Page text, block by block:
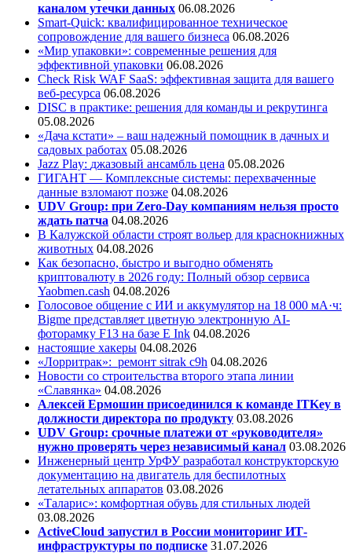
каналом утечки данных 06.08.2026
Smart-Quick: квалифицированное техническое
сопровождение для вашего бизнеса 06.08.2026
«Мир упаковки»: современные решения для
эффективной упаковки 06.08.2026
Check Risk WAF SaaS: эффективная защита для вашего
веб-ресурса 06.08.2026
DISC в практике: решения для команды и рекрутинга
05.08.2026
«Дача кстати» – ваш надежный помощник в дачных и
садовых работах 05.08.2026
Jazz Play: джазовый ансамбль цена 05.08.2026
ГИГАНТ — Комплексные системы: перехваченные
данные взломают позже 04.08.2026
UDV Group: при Zero-Day компаниям нельзя просто
ждать патча 04.08.2026
В Калужской области строят вольер для краснокнижных
животных 04.08.2026
Как безопасно, быстро и выгодно обменять
криптовалюту в 2026 году: Полный обзор сервиса
Yaobmen.cash 04.08.2026
Голосовое общение с ИИ и аккумулятор на 18 000 мА·ч:
Bigme представляет цветную электронную AI-
фоторамку F13 на базе E Ink 04.08.2026
настоящие хакеры 04.08.2026
«Лорритрак»: ремонт sitrak c9h 04.08.2026
Новости со строительства второго этапа линии
«Славянка» 04.08.2026
Алексей Ермошин присоединился к команде ITKey в
должности директора по продукту 03.08.2026
UDV Group: срочные платежи от «руководителя»
нужно проверять через независимый канал 03.08.2026
Инженерный центр УрФУ разработал конструкторскую
документацию на двигатель для беспилотных
летательных аппаратов 03.08.2026
«Таларис»: комфортная обувь для стильных людей
03.08.2026
ActiveCloud запустил в России мониторинг ИТ-
инфраструктуры по подписке 31.07.2026